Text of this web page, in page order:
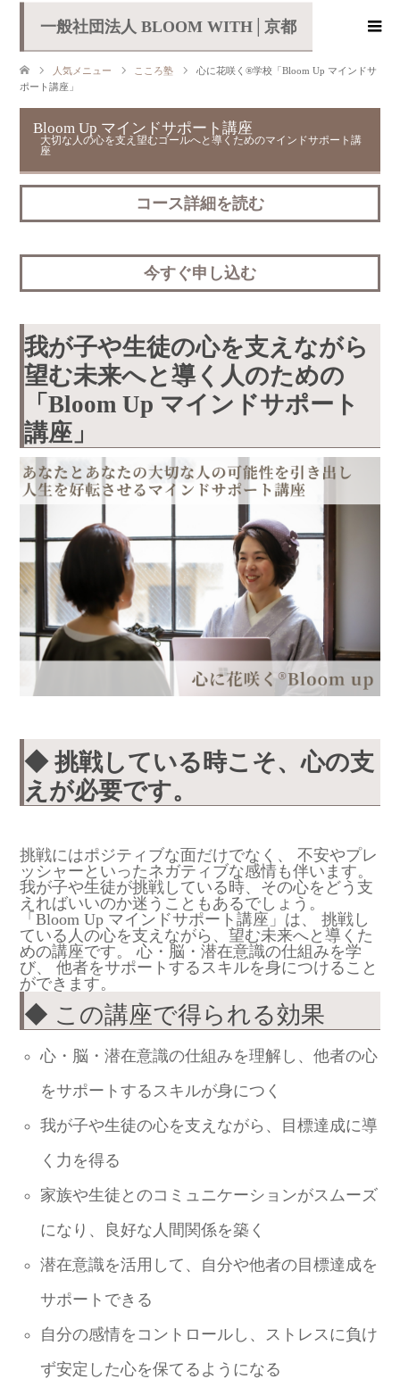
一般社団法人 BLOOM WITH│京都
人気メニュー こころ塾
心に花咲く®学校「Bloom Up マインドサ
ポート講座」
Bloom Up マインドサポート講座
大切な人の心を支え望むゴールへと導くためのマインドサポート講
座
コース詳細を読む
今すぐ申し込む
我が子や生徒の心を支えながら
望む未来へと導く人のための
「Bloom Up マインドサポート
講座」
◆ 挑戦している時こそ、心の支
えが必要です。
挑戦にはポジティブな面だけでなく、 不安やプレ
ッシャーといったネガティブな感情も伴います。
我が子や生徒が挑戦している時、その心をどう支
えればいいのか迷うこともあるでしょう。
「Bloom Up マインドサポート講座」は、 挑戦し
ている人の心を支えながら、望む未来へと導くた
めの講座です。 心・脳・潜在意識の仕組みを学
び、 他者をサポートするスキルを身につけること
ができます。
◆ この講座で得られる効果
心・脳・潜在意識の仕組みを理解し、他者の心
をサポートするスキルが身につく
我が子や生徒の心を支えながら、目標達成に導
く力を得る
家族や生徒とのコミュニケーションがスムーズ
になり、良好な人間関係を築く
潜在意識を活用して、自分や他者の目標達成を
サポートできる
自分の感情をコントロールし、ストレスに負け
ず安定した心を保てるようになる